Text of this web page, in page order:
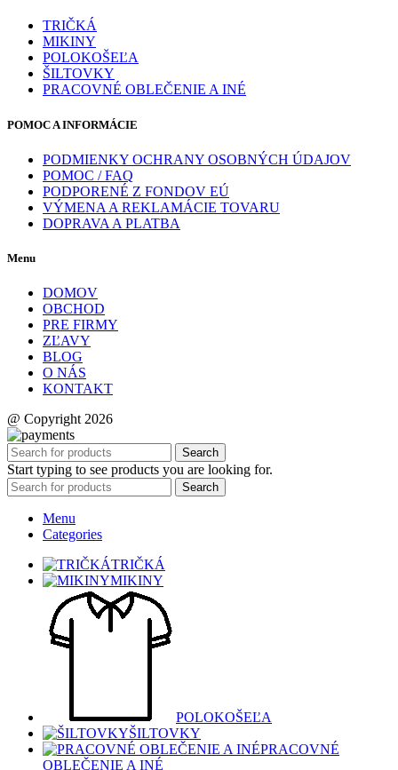
TRIČKÁ
MIKINY
POLOKOŠEĽA
ŠILTOVKY
PRACOVNÉ OBLEČENIE A INÉ
POMOC A INFORMÁCIE
PODMIENKY OCHRANY OSOBNÝCH ÚDAJOV
POMOC / FAQ
PODPORENÉ Z FONDOV EÚ
VÝMENA A REKLAMÁCIE TOVARU
DOPRAVA A PLATBA
Menu
DOMOV
OBCHOD
PRE FIRMY
ZĽAVY
BLOG
O NÁS
KONTAKT
@ Copyright 2026
Search
Start typing to see products you are looking for.
Search
Menu
Categories
TRIČKÁ
MIKINY
POLOKOŠEĽA
ŠILTOVKY
PRACOVNÉ
OBLEČENIE A INÉ